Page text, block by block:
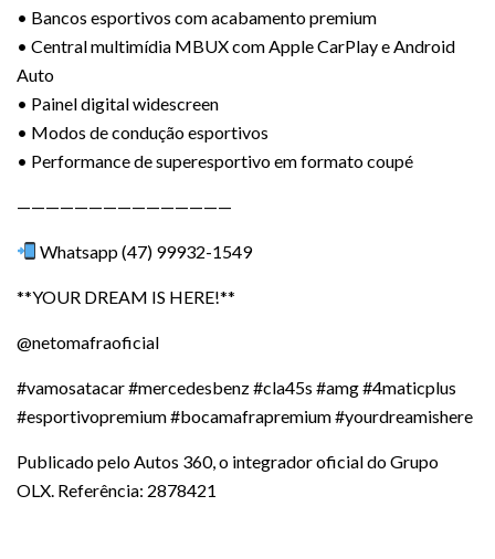
• Bancos esportivos com acabamento premium
• Central multimídia MBUX com Apple CarPlay e Android
Auto
• Painel digital widescreen
• Modos de condução esportivos
• Performance de superesportivo em formato coupé
———————————————
Whatsapp (47) 99932-1549
**YOUR DREAM IS HERE!**
@netomafraoficial
#vamosatacar #mercedesbenz #cla45s #amg #4maticplus
#esportivopremium #bocamafrapremium #yourdreamishere
Publicado pelo Autos 360, o integrador oficial do Grupo
OLX. Referência: 2878421